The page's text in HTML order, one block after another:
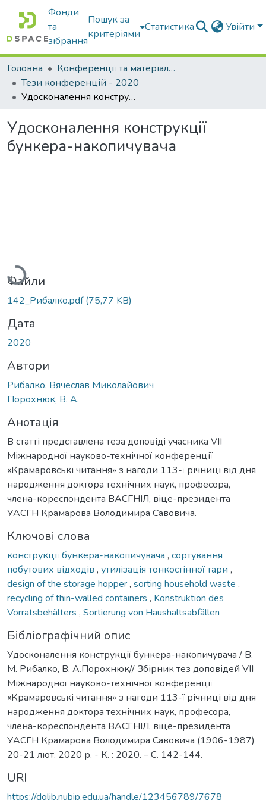
Фонди
та
зібрання
Пошук за
критеріями
Статистика Увійти
Головна
Конференції та матеріали конференцій
Тези конференцій - 2020
Удосконалення конструкції бункера-накопичувача
Удосконалення конструкції
бункера-накопичувача
Вантажиться...
Файли
142_Рибалко.pdf(75,77 KB)
Дата
2020
Автори
Рибалко, Вячеслав Миколайович
Порохнюк, В. А.
Анотація
В статті представлена теза доповіді учасника VIІ
Міжнародної науково-технічної конференції
«Крамаровські читання» з нагоди 113-ї річниці від дня
народження доктора технічних наук, професора,
члена-кореспондента ВАСГНІЛ, віце-президента
УАСГН Крамарова Володимира Савовича.
Ключові слова
конструкції бункера-накопичувача , сортування
побутових відходів , утилізація тонкостінної тари ,
design of the storage hopper, sorting household waste ,
recycling of thin-walled containers , Konstruktion des
Vorratsbehälters , Sortierung von Haushaltsabfällen
Бібліографічний опис
Удосконалення конструкції бункера-накопичувача / В.
М. Рибалко, В. А.Порохнюк// Збірник тез доповідей VIІ
Міжнародної науково-технічної конференції
«Крамаровські читання» з нагоди 113-ї річниці від дня
народження доктора технічних наук, професора,
члена-кореспондента ВАСГНІЛ, віце-президента
УАСГН Крамарова Володимира Савовича (1906-1987)
20-21 лют. 2020 р. - К. : 2020. – С. 142-144.
URI
https://dglib.nubip.edu.ua/handle/123456789/7678